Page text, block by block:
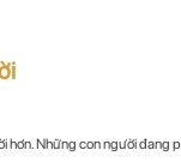
Những con người đang